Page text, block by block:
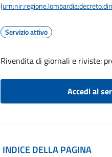
(
Servizio attivo
Rivendita di giornali e riviste:
Accedi al
INDICE DELLA PAGINA